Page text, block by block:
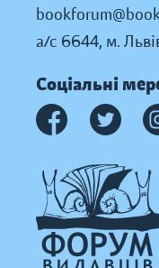
а/с 6644, м.
Соціальні